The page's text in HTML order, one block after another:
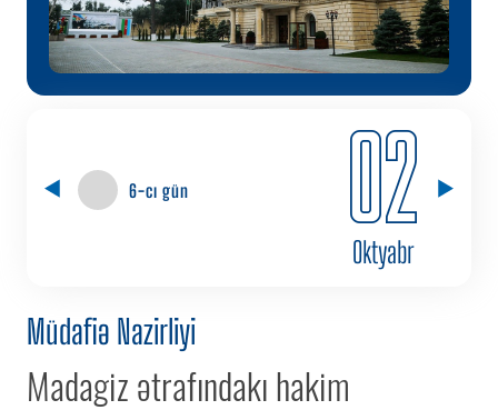
6-cı gün 02
Oktyabr
Müdafiə Nazirliyi
Madagiz ətrafındakı hakim